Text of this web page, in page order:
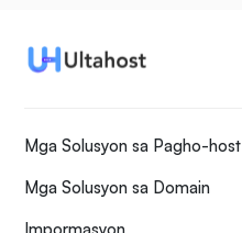
Mga Solusyon sa Pagho-host
Mga Solusyon sa Domain